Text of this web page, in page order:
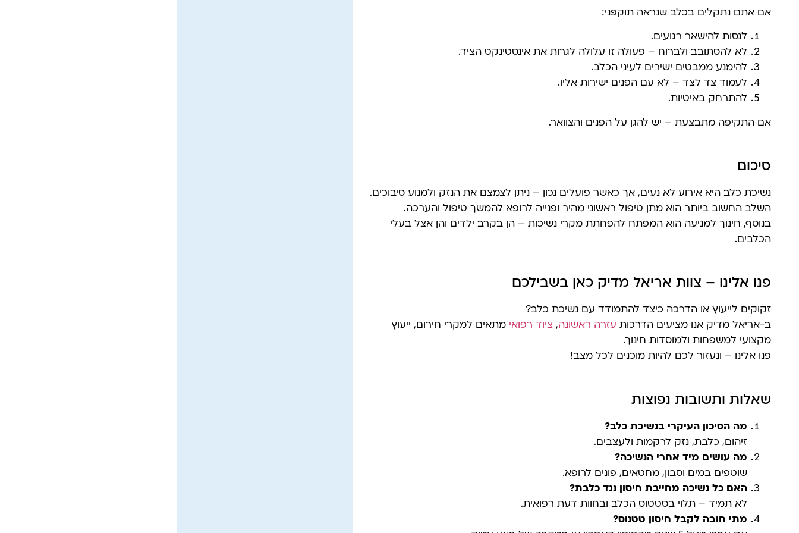
אם אתם נתקלים בכלב שנראה תוקפני:
לנסות להישאר רגועים.
לא להסתובב ולברוח – פעולה זו עלולה לגרות את אינסטינקט הציד.
להימנע ממבטים ישירים לעיני הכלב.
לעמוד צד לצד – לא עם הפנים ישירות אליו.
להתרחק באיטיות.
אם התקיפה מתבצעת – יש להגן על הפנים והצוואר.
סיכום
נשיכת כלב היא אירוע לא נעים, אך כאשר פועלים נכון – ניתן לצמצם את הנזק ולמנוע סיבוכים.
השלב החשוב ביותר הוא מתן טיפול ראשוני מהיר ופנייה לרופא להמשך טיפול והערכה.
בנוסף, חינוך למניעה הוא המפתח להפחתת מקרי נשיכות – הן בקרב ילדים והן אצל בעלי
הכלבים.
פנו אלינו – צוות אריאל מדיק כאן בשבילכם
זקוקים לייעוץ או הדרכה כיצד להתמודד עם נשיכת כלב?
ב-אריאל מדיק אנו מציעים הדרכות עזרה ראשונה,ציוד רפואי מתאים למקרי חירום, ייעוץ
מקצועי למשפחות ולמוסדות חינוך.
פנו אלינו – ונעזור לכם להיות מוכנים לכל מצב!
שאלות ותשובות נפוצות
מה הסיכון העיקרי בנשיכת כלב?
זיהום, כלבת, נזק לרקמות ולעצבים.
מה עושים מיד אחרי הנשיכה?
שוטפים במים וסבון, מחטאים, פונים לרופא.
האם כל נשיכה מחייבת חיסון נגד כלבת?
לא תמיד – תלוי בסטטוס הכלב ובחוות דעת רפואית.
מתי חובה לקבל חיסון טטנוס?